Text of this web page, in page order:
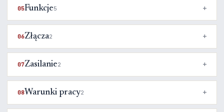
05Funkcje5
06Złącza2
07Zasilanie2
08Warunki pracy2